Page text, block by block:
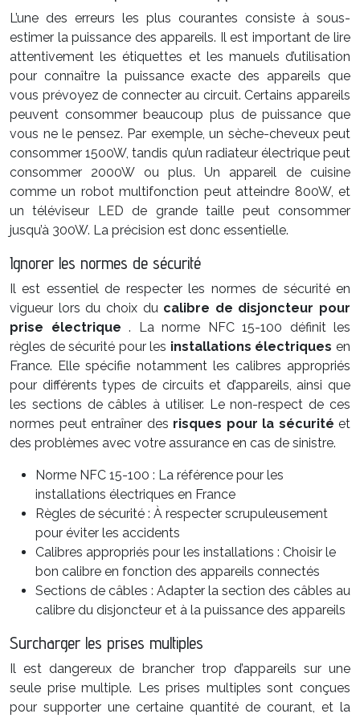
L’une des erreurs les plus courantes consiste à sous-
estimer la puissance des appareils. Il est important de lire
attentivement les étiquettes et les manuels d’utilisation
pour connaître la puissance exacte des appareils que
vous prévoyez de connecter au circuit. Certains appareils
peuvent consommer beaucoup plus de puissance que
vous ne le pensez. Par exemple, un sèche-cheveux peut
consommer 1500W, tandis qu’un radiateur électrique peut
consommer 2000W ou plus. Un appareil de cuisine
comme un robot multifonction peut atteindre 800W, et
un téléviseur LED de grande taille peut consommer
jusqu’à 300W. La précision est donc essentielle.
Ignorer les normes de sécurité
Il est essentiel de respecter les normes de sécurité en
vigueur lors du choix du calibre de disjoncteur pour
prise électrique . La norme NFC 15-100 définit les
règles de sécurité pour les installations électriquesen
France. Elle spécifie notamment les calibres appropriés
pour différents types de circuits et d’appareils, ainsi que
les sections de câbles à utiliser. Le non-respect de ces
normes peut entraîner des risques pour la sécurité et
des problèmes avec votre assurance en cas de sinistre.
Norme NFC 15-100 : La référence pour les
installations électriques en France
Règles de sécurité : À respecter scrupuleusement
pour éviter les accidents
Calibres appropriés pour les installations : Choisir le
bon calibre en fonction des appareils connectés
Sections de câbles : Adapter la section des câbles au
calibre du disjoncteur et à la puissance des appareils
Surcharger les prises multiples
Il est dangereux de brancher trop d’appareils sur une
seule prise multiple. Les prises multiples sont conçues
pour supporter une certaine quantité de courant, et la